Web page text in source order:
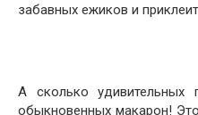
забавных ежиков и
А сколько
обыкновенных макарон!